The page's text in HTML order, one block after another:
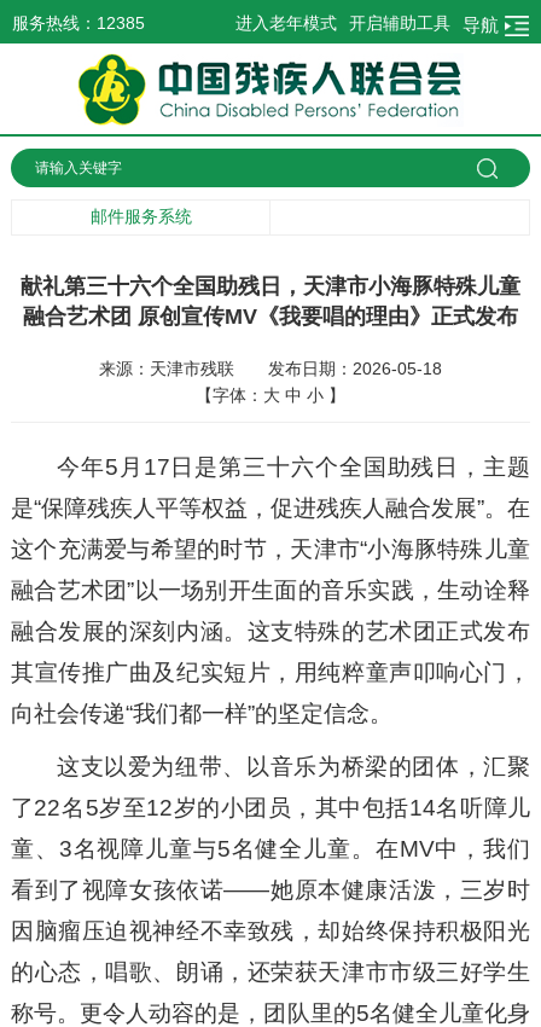
服务热线：12385 导航
开启辅助工具
进入老年模式
邮件服务系统
献礼第三十六个全国助残日，天津市小海豚特殊儿童
融合艺术团 原创宣传MV《我要唱的理由》正式发布
来源：天津市残联
发布日期：2026-05-18
【字体： 大 中 小 】
今年5月17日是第三十六个全国助残日，主题
是“保障残疾人平等权益，促进残疾人融合发展”。在
这个充满爱与希望的时节，天津市“小海豚特殊儿童
融合艺术团”以一场别开生面的音乐实践，生动诠释
融合发展的深刻内涵。这支特殊的艺术团正式发布
其宣传推广曲及纪实短片，用纯粹童声叩响心门，
向社会传递“我们都一样”的坚定信念。
这支以爱为纽带、以音乐为桥梁的团体，汇聚
了22名5岁至12岁的小团员，其中包括14名听障儿
童、3名视障儿童与5名健全儿童。在MV中，我们
看到了视障女孩依诺——她原本健康活泼，三岁时
因脑瘤压迫视神经不幸致残，却始终保持积极阳光
的心态，唱歌、朗诵，还荣获天津市市级三好学生
称号。更令人动容的是，团队里的5名健全儿童化身